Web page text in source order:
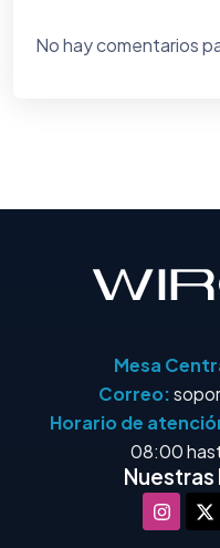
No hay comentarios
Mesa
Correo:
Horario de
08:00
Nuestras